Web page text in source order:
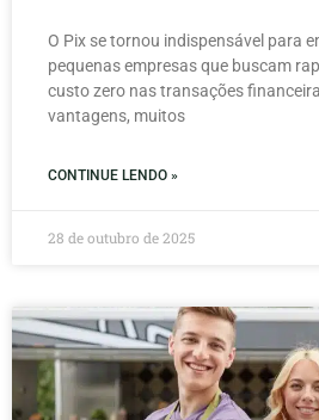
O Pix se tornou indispensável para
pequenas empresas que buscam
custo zero nas transações
vantagens, muitos
CONTINUE LENDO »
28 de outubro de 2025